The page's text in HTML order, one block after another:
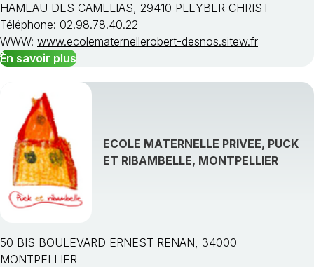
HAMEAU DES CAMELIAS, 29410 PLEYBER CHRIST
Téléphone: 02.98.78.40.22
WWW: www.ecolematernellerobert-desnos.sitew.fr
En savoir plus
ECOLE MATERNELLE PRIVEE, PUCK
ET RIBAMBELLE, MONTPELLIER
50 BIS BOULEVARD ERNEST RENAN, 34000
MONTPELLIER